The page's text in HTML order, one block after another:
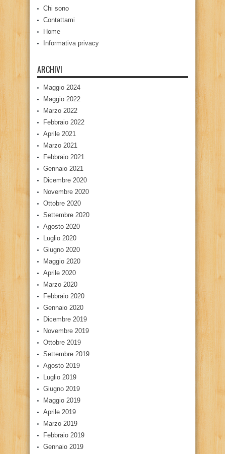
Chi sono
Contattami
Home
Informativa privacy
ARCHIVI
Maggio 2024
Maggio 2022
Marzo 2022
Febbraio 2022
Aprile 2021
Marzo 2021
Febbraio 2021
Gennaio 2021
Dicembre 2020
Novembre 2020
Ottobre 2020
Settembre 2020
Agosto 2020
Luglio 2020
Giugno 2020
Maggio 2020
Aprile 2020
Marzo 2020
Febbraio 2020
Gennaio 2020
Dicembre 2019
Novembre 2019
Ottobre 2019
Settembre 2019
Agosto 2019
Luglio 2019
Giugno 2019
Maggio 2019
Aprile 2019
Marzo 2019
Febbraio 2019
Gennaio 2019